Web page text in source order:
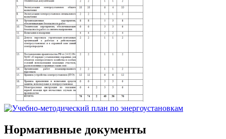
Нормативные документы